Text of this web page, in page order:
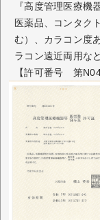
『高度管理医療機
医薬品、コンタク
む）、カラコン度
ラコン遠近両用な
【許可番号 第